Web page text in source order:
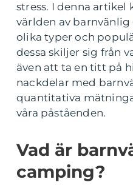
stress. I denna
världen av
olika typer och
dessa skiljer sig från
även att ta en titt på
nackdelar med
quantitativa
våra påståenden.
Vad är
camping?